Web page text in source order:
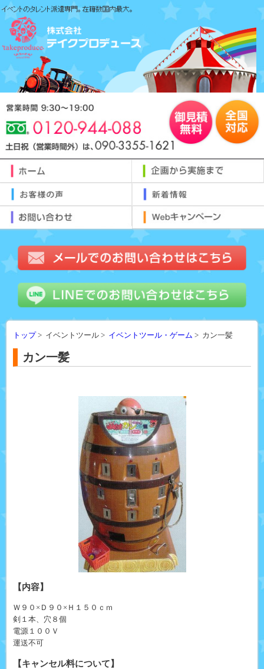
トップ> イベントツール > イベントツール・ゲーム > カン一髪
カン一髪
【内容】
Ｗ９０×Ｄ９０×Ｈ１５０ｃｍ
剣１本、穴８個
電源１００Ｖ
運送不可
【キャンセル料について】